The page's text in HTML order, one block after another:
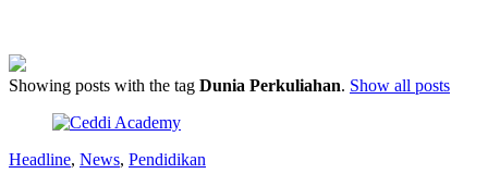
Showing posts with the tag Dunia Perkuliahan. Show all posts
Headline, News, Pendidikan